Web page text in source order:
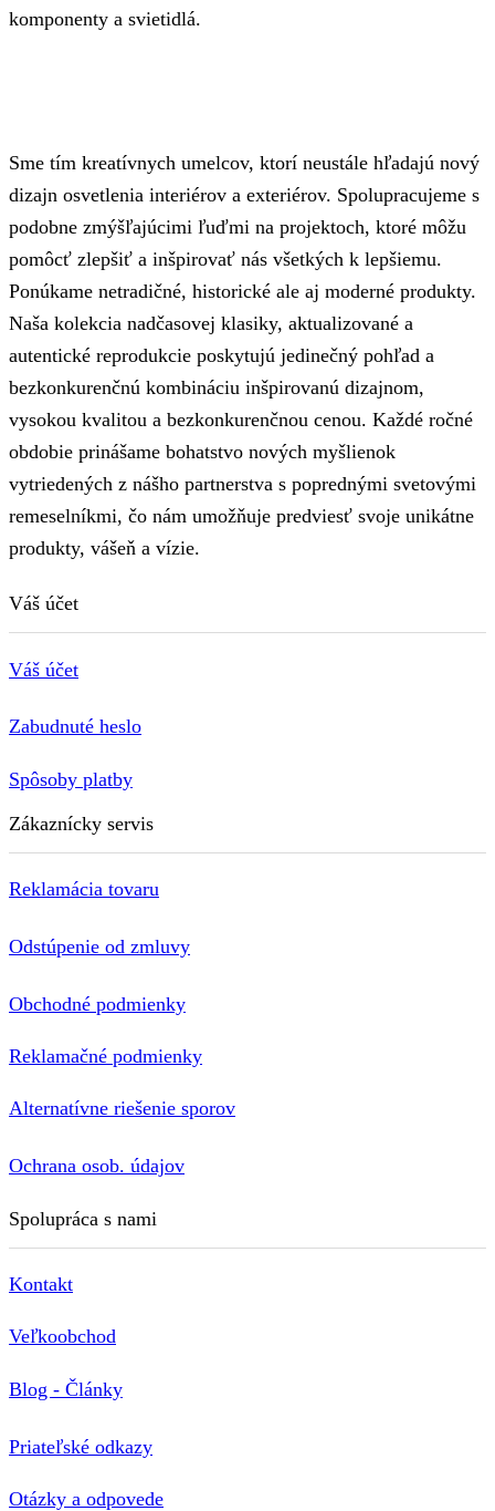
komponenty a svietidlá.
Sme tím kreatívnych umelcov, ktorí neustále hľadajú nový
dizajn osvetlenia interiérov a exteriérov. Spolupracujeme s
podobne zmýšľajúcimi ľuďmi na projektoch, ktoré môžu
pomôcť zlepšiť a inšpirovať nás všetkých k lepšiemu.
Ponúkame netradičné, historické ale aj moderné produkty.
Naša kolekcia nadčasovej klasiky, aktualizované a
autentické reprodukcie poskytujú jedinečný pohľad a
bezkonkurenčnú kombináciu inšpirovanú dizajnom,
vysokou kvalitou a bezkonkurenčnou cenou. Každé ročné
obdobie prinášame bohatstvo nových myšlienok
vytriedených z nášho partnerstva s poprednými svetovými
remeselníkmi, čo nám umožňuje predviesť svoje unikátne
produkty, vášeň a vízie.
Váš účet
Váš účet
Zabudnuté heslo
Spôsoby platby
Zákaznícky servis
Reklamácia tovaru
Odstúpenie od zmluvy
Obchodné podmienky
Reklamačné podmienky
Alternatívne riešenie sporov
Ochrana osob. údajov
Spolupráca s nami
Kontakt
Veľkoobchod
Blog - Články
Priateľské odkazy
Otázky a odpovede